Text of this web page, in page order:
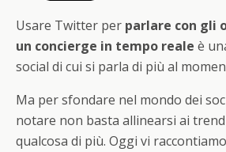
Usare Twitter per parlare con gli
un concierge in tempo reale è
social di cui si parla di più al
Ma per sfondare nel mondo dei
notare non basta allinearsi ai
qualcosa di più. Oggi vi